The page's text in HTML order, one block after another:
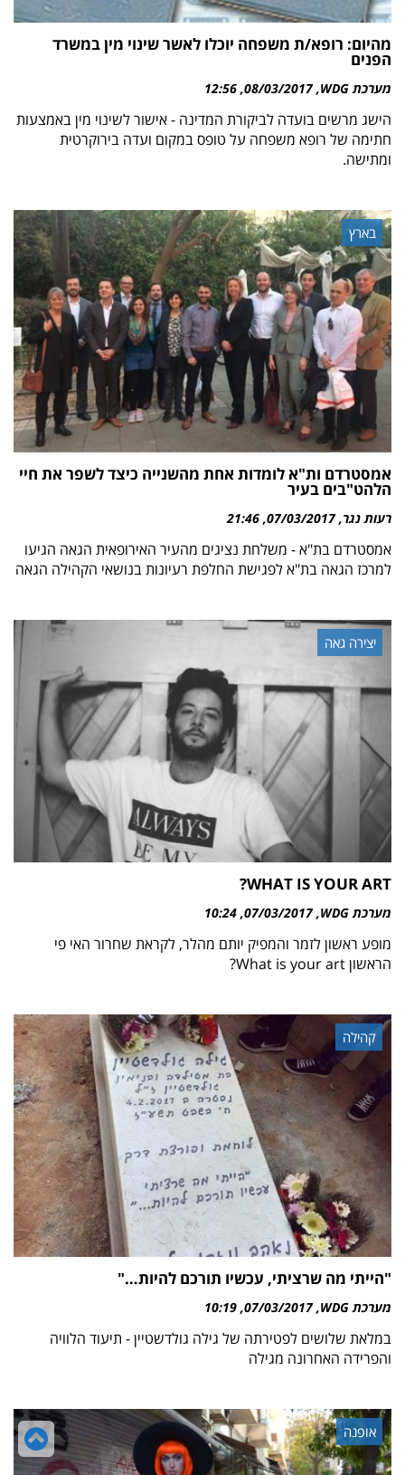
מהיום: רופא/ת משפחה יוכלו לאשר שינוי מין במשרד
הפנים
מערכת WDG 08/03/2017
12:56
הישג מרשים בועדה לביקורת המדינה - אישור לשינוי מין באמצעות
חתימה של רופא משפחה על טופס במקום ועדה בירוקרטית
ומתישה.
בארץ
אמסטרדם ות"א לומדות אחת מהשנייה כיצד לשפר את חיי
הלהט"בים בעיר
רעות נגר 07/03/2017
21:46
אמסטרדם בת"א - משלחת נציגים מהעיר האירופאית הגאה הגיעו
למרכז הגאה בת"א לפגישת החלפת רעיונות בנושאי הקהילה הגאה
יצירה גאה
WHAT IS YOUR ART?
מערכת WDG 07/03/2017
10:24
מופע ראשון לזמר והמפיק יותם מהלר, לקראת שחרור האי פי
הראשון What is your art?
קהילה
"הייתי מה שרציתי, עכשיו תורכם להיות…"
מערכת WDG 07/03/2017
10:19
במלאת שלושים לפטירתה של גילה גולדשטיין - תיעוד הלוויה
והפרידה האחרונה מגילה
אופנה